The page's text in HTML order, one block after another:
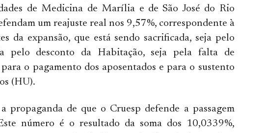
de Medicina de Marília e de São José do Rio
um reajuste real nos 9,57%, correspondente à
da expansão, que está sendo sacrificada, seja pelo
pelo desconto da Habitação, seja pela falta de
o pagamento dos aposentados e para o sustento
(HU).
propaganda de que o Cruesp defende a passagem
número é o resultado da soma dos 10,0339%,